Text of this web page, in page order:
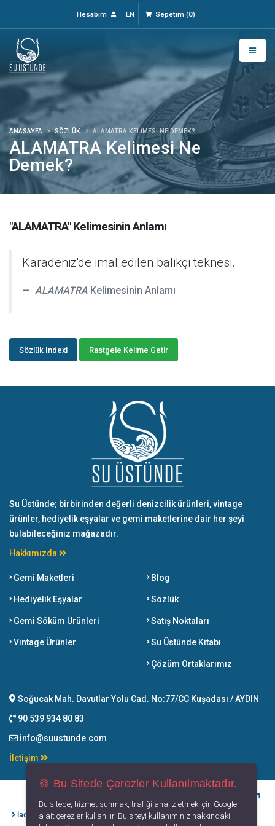
Hesabım EN Sepetim (0)
ALAMATRA Kelimesi Ne
Demek?
ANASAYFA SÖZLÜK ALAMATRA KELIMESI NE DEMEK?
"ALAMATRA" Kelimesinin Anlamı
Karadeniz'de imal edilen balikçi teknesi.
ALAMATRA Kelimesinin Anlamı
Sözlük Indexi Rastgele Kelime Getir
Su Üstünde; birbirinden değerli denizcilik ürünleri, vintage
ürünler, hediyelik eşyalar ve gemi maketlerine dair her şeyi
bulabileceğiniz mağazadır.
Hakkımızda
Gemi Maketleri
Hediyelik Eşyalar
Gemi Söküm Ürünleri
Vintage Ürünler
Blog
Sözlük
Satış Noktaları
Su Üstünde Kitabı
Çözüm Ortaklarımız
Soğucak Mah. Davutlar Yolu Cad. No:77/CC Kuşadası / AYDIN
90 539 934 80 83
info@suustunde.com
İletişim
İade İptal
Kişisel Verilerin
Gizlilik
Kullanım
🍪 Bu Sitede Çerezler Kullanılmaktadır.
Bu sitede, hizmet sunmak, trafiği analiz etmek için Google´
a ait çerezler kullanılır. Bu siteyi kullanımınız hakkındaki